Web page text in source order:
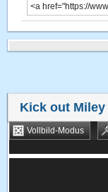
Kick out Miley
Vollbild-Modus